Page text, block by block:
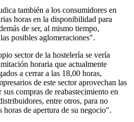
también a los consumidores en
horas en la disponibilidad para
de ser, al mismo tiempo,
posibles aglomeraciones".
sector de la hostelería se vería
horaria que actualmente
a cerrar a las 18,00 horas,
de este sector aprovechan las
compras de reabastecimiento en
entre otros, para no
horas de apertura de su negocio".